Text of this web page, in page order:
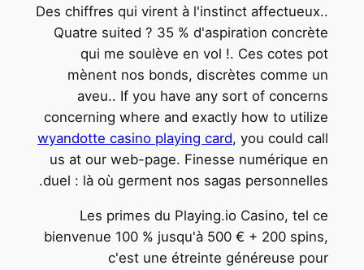
Des chiffres qui virent à l'instinct affectueux..
Quatre suited ? 35 % d'aspiration concrète
qui me soulève en vol !. Ces cotes pot
mènent nos bonds, discrètes comme un
aveu.. If you have any sort of concerns
concerning where and exactly how to utilize
wyandotte casino playing card, you could call
us at our web-page. Finesse numérique en
duel : là où germent nos sagas personnelles.
Les primes du Playing.io Casino, tel ce
bienvenue 100 % jusqu'à 500 € + 200 spins,
c'est une étreinte généreuse pour